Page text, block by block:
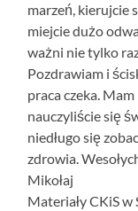
marzeń, kierujcie
miejcie dużo
ważni nie tylko
Pozdrawiam i
praca czeka.
nauczyliście się
niedługo się
zdrowia.
Mikołaj
Materiały CKiS